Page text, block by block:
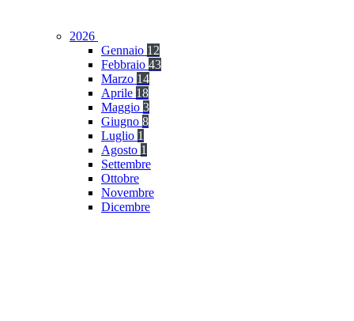
2026
Gennaio 12
Febbraio 43
Marzo 14
Aprile 18
Maggio 3
Giugno 8
Luglio 1
Agosto 1
Settembre
Ottobre
Novembre
Dicembre